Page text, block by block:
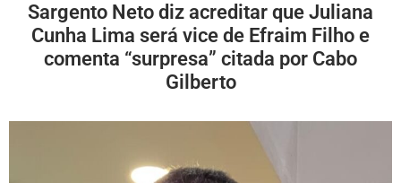
Sargento Neto diz acreditar que Juliana
Cunha Lima será vice de Efraim Filho e
comenta “surpresa” citada por Cabo
Gilberto